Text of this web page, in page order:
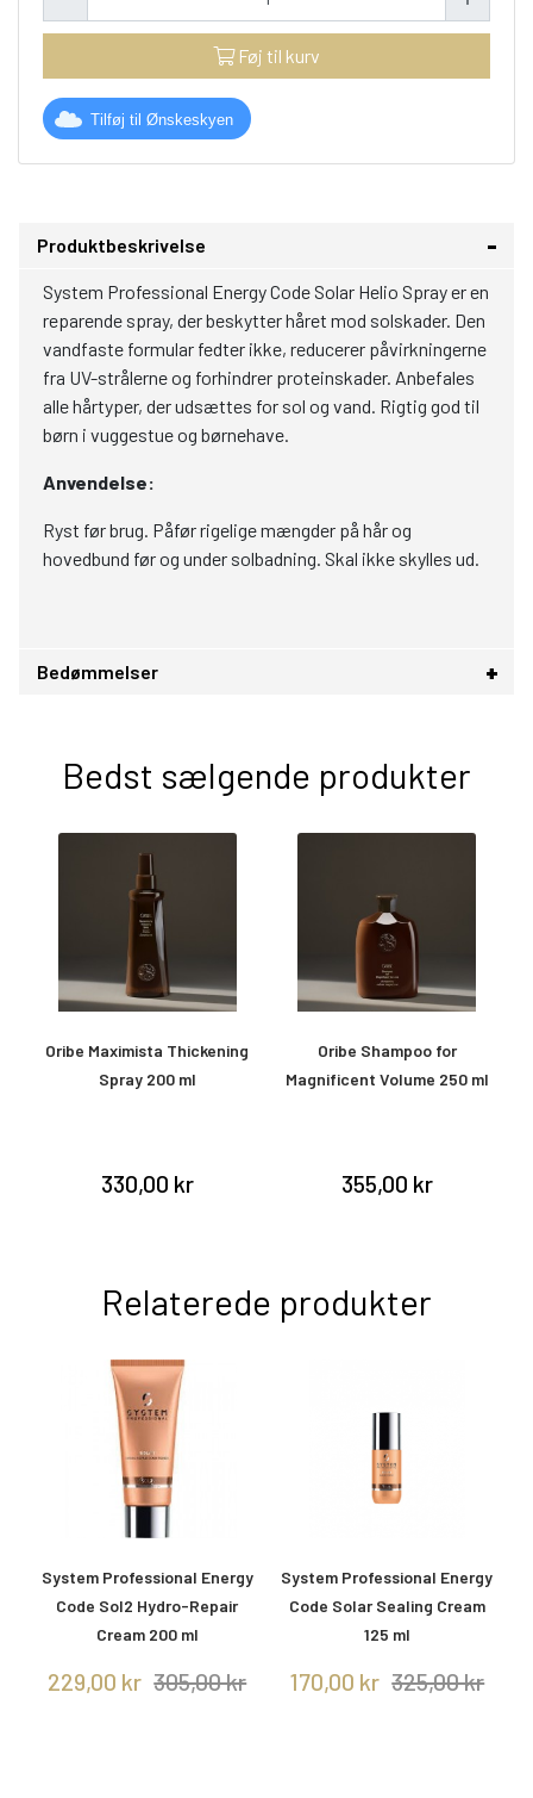
Føj til kurv
Tilføj til Ønskeskyen
Produktbeskrivelse
System Professional Energy Code Solar Helio Spray er en
reparende spray, der beskytter håret mod solskader. Den
vandfaste formular fedter ikke, reducerer påvirkningerne
fra UV-strålerne og forhindrer proteinskader. Anbefales
alle hårtyper, der udsættes for sol og vand. Rigtig god til
børn i vuggestue og børnehave.
Anvendelse:
Ryst før brug. Påfør rigelige mængder på hår og
hovedbund før og under solbadning. Skal ikke skylles ud.
Bedømmelser
Bedst sælgende produkter
Oribe Maximista Thickening
Spray 200 ml
330,00 kr
Oribe Shampoo for
Magnificent Volume 250 ml
355,00 kr
Relaterede produkter
System Professional Energy
Code Sol2 Hydro-Repair
Cream 200 ml
229,00 kr 305,00 kr
System Professional Energy
Code Solar Sealing Cream
125 ml
170,00 kr 325,00 kr